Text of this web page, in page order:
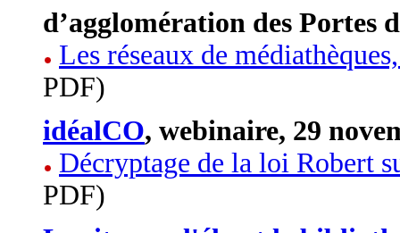
d’agglomération des Portes
Les réseaux de
PDF)
idéalCO, webinaire, 29
Décryptage de la loi Robert
PDF)